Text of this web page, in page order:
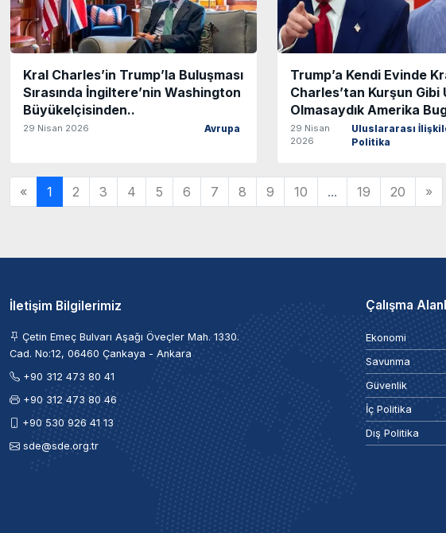
Kral Charles’in Trump’la Buluşması
Sırasında İngiltere’nin Washington
Büyükelçisinden..
29 Nisan 2026 Avrupa
Trump’a Kendi Evinde
Charles’tan Kurşun Gibi
Olmasaydık Amerika
29 Nisan
2026
Uluslararası
Politika
« 1 2 3 4 5 6 7 8 9 10 ... 19 20 »
İletişim Bilgilerimiz
Çetin Emeç Bulvarı Aşağı Öveçler Mah. 1330.
Cad. No:12, 06460 Çankaya - Ankara
+90 312 473 80 41
+90 312 473 80 46
+90 530 926 41 13
sde@sde.org.tr
Çalışma
Ekonomi
Savunma
Güvenlik
İç Politika
Dış Politika